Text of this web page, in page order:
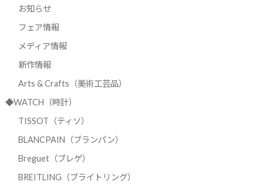
お知らせ
フェア情報
メディア情報
新作情報
Arts & Crafts（美術工芸品）
◆WATCH（時計）
TISSOT（ティソ）
BLANCPAIN（ブランパン）
Breguet（ブレゲ）
BREITLING（ブライトリング）